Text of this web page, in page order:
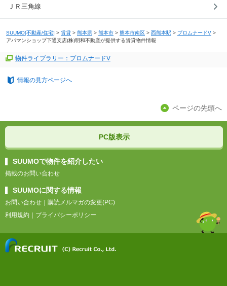
ＪＲ三角線
SUUMO[不動産/住宅] > 賃貸 > 熊本県 > 熊本市 > 熊本市南区 > 西熊本駅 > プロムナードV >
アパマンショップ下通支店(株)明和不動産が提供する賃貸物件情報
物件ライブラリー：プロムナードV
情報の見方ページへ
ページの先頭へ
PC版表示
SUUMOで物件を紹介したい
掲載のお問い合わせ
SUUMOに関する情報
お問い合わせ
購読メルマガの変更(PC)
利用規約
プライバシーポリシー